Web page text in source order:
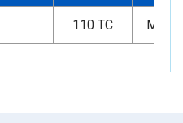
110 TC Miền